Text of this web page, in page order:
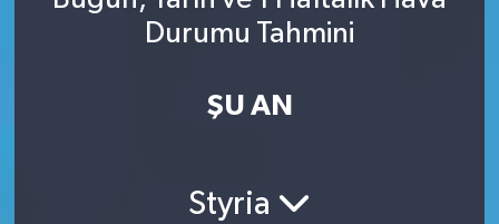
Durumu Tahmini
ŞU AN
Styria